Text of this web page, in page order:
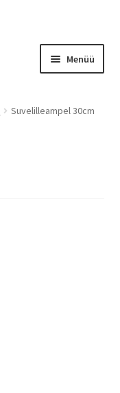
Menüü
Suvelilleampel 30cm